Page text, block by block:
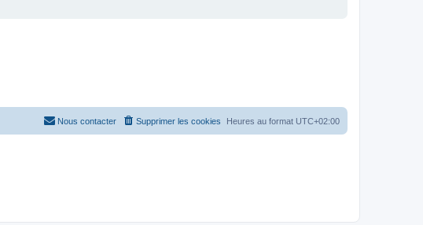
Heures au format UTC+02:00
Supprimer les cookies
Nous contacter